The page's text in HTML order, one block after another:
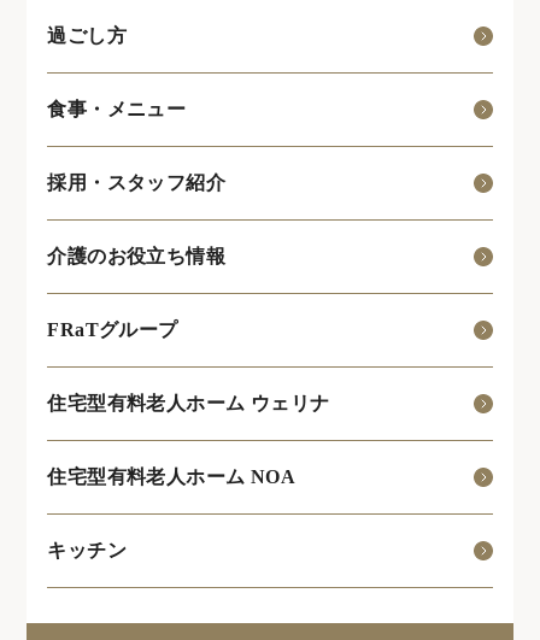
過ごし方
食事・メニュー
採用・スタッフ紹介
介護のお役立ち情報
FRaTグループ
住宅型有料老人ホーム ウェリナ
住宅型有料老人ホーム NOA
キッチン